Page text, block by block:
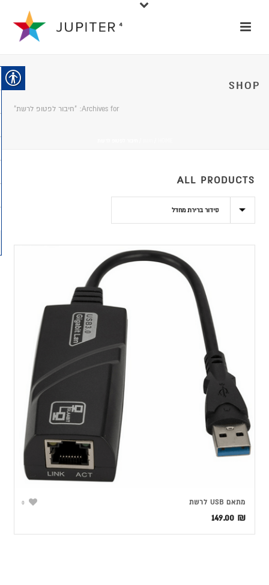
SHOP
Archives for: "חיבור לפטופ לרשת"
ALL PRODUCTS
0 מתאם USB לרשת
149.00 ₪